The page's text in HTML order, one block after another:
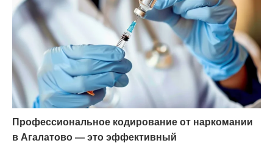
Профессиональное кодирование от наркомании
в Агалатово — это эффективный